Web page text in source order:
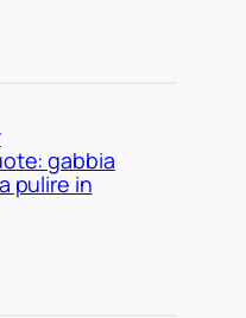
gabbia
pulire in